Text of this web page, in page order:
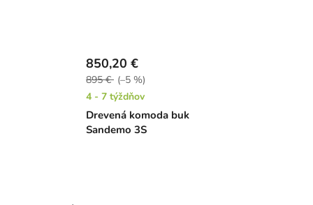
Drevená komoda buk
Sandemo 3S
850,20 €
895 € (–5 %)
4 - 7 týždňov